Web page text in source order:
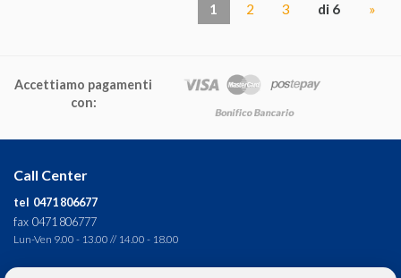
1 2 3 di 6 »
Accettiamo pagamenti
con:
Call Center
tel 0471 806677
fax 0471 806777
Lun-Ven 9.00 - 13.00 // 14.00 - 18.00